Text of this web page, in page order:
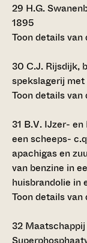
29 H.G.
1895
Toon details
30 C.J. Rijsdijk,
spekslagerij
Toon details
31 B.V. IJzer-
een scheeps-
apachigas en
van benzine in
huisbrandolie in
Toon details
32